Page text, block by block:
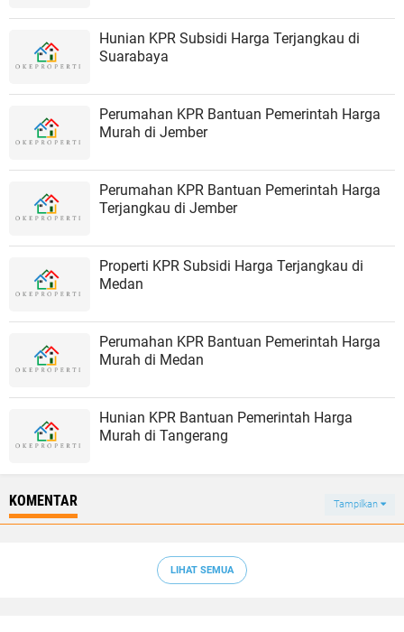
Hunian KPR Subsidi Harga Terjangkau di
Suarabaya
Perumahan KPR Bantuan Pemerintah Harga
Murah di Jember
Perumahan KPR Bantuan Pemerintah Harga
Terjangkau di Jember
Properti KPR Subsidi Harga Terjangkau di
Medan
Perumahan KPR Bantuan Pemerintah Harga
Murah di Medan
Hunian KPR Bantuan Pemerintah Harga
Murah di Tangerang
KOMENTAR Tampilkan
LIHAT SEMUA